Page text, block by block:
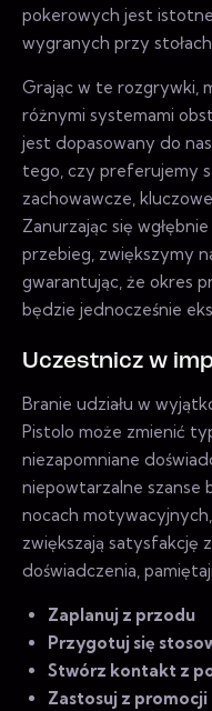
pokerowych jest
wygranych przy
Grając w te rozgrywki,
różnymi systemami
jest dopasowany do
tego, czy preferujemy
zachowawcze,
Zanurzając się
przebieg, zwiększymy
gwarantując, że okres
będzie jednocześnie
Uczestnicz w
Branie udziału w
Pistolo może zmienić
niezapomniane
niepowtarzalne szanse
nocach
zwiększają satysfakcję
doświadczenia,
Zaplanuj z przodu
Przygotuj się
Stwórz kontakt z
Zastosuj z promocji